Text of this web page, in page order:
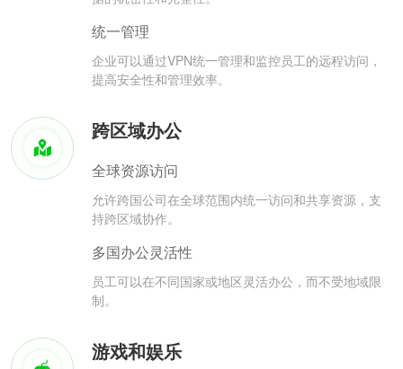
统一管理
企业可以通过VPN统一管理和监控员工的远程访问，
提高安全性和管理效率。
跨区域办公
全球资源访问
允许跨国公司在全球范围内统一访问和共享资源，支
持跨区域协作。
多国办公灵活性
员工可以在不同国家或地区灵活办公，而不受地域限
制。
游戏和娱乐